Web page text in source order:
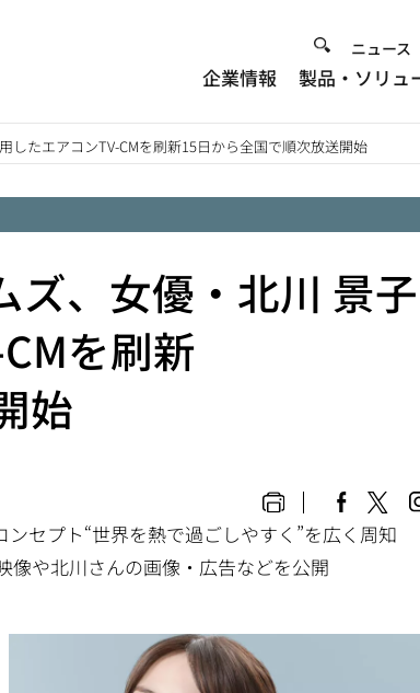
ニュース
企業情報 製品・ソリュ
たエアコンTV-CMを刷新15日から全国で順次放送開始
、女優・北川 景
を刷新
始
セプト“世界を熱で過ごしやすく”を広く周知
像や北川さんの画像・広告などを公開